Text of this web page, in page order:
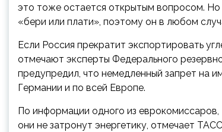
это тоже остается открытым вопросом. Но
«бери или плати», поэтому он в любом
Если Россия прекратит экспортировать
отмечают эксперты Федерального
предупредил, что немедленный запрет на
Германии и по всей Европе.
По информации одного из
они не затронут энергетику, отмечает